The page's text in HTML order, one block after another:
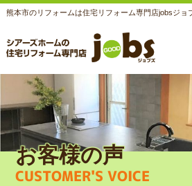
熊本市のリフォームは住宅リフォーム専門店jobsジョ
お客様の声
CUSTOMER'S VOICE